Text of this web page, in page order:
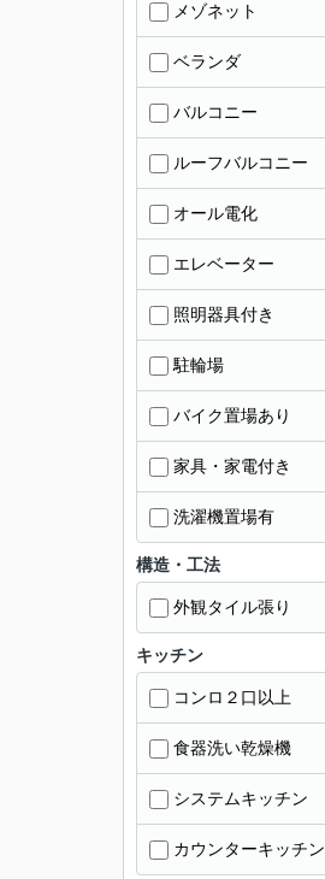
メゾネット
ベランダ
バルコニー
ルーフバルコニー
オール電化
エレベーター
照明器具付き
駐輪場
バイク置場あり
家具・家電付き
洗濯機置場有
構造・工法
外観タイル張り
キッチン
コンロ２口以上
食器洗い乾燥機
システムキッチン
カウンターキッチン